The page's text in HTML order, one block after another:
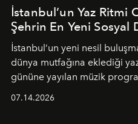
İstanbul’un Yaz Ritmi
Şehrin En Yeni Sosyal
İstanbul’un yeni nesil
dünya mutfağına eklediği
gününe yayılan müzik
07.14.2026